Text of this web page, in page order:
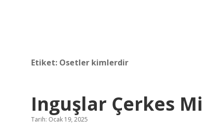
Etiket: Osetler kimlerdir
Inguşlar Çerkes Mi
Tarih: Ocak 19, 2025